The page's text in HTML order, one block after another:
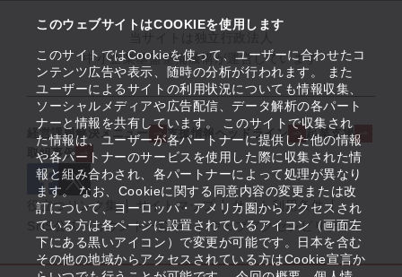
このウェブサイトはCOOKIEを使用します
このサイトではCookieを使って、ユーザーに合わせたコ
ンテンツ広告や表示、随時の分析が行われます。 また
ユーザーによるサイトの利用状況についても情報収集、
ソーシャルメディアや広告配信、データ解析の各パート
ナーと情報を共有しています。 このサイトで収集され
た情報は、ユーザーが各パートナーに提供した他の情報
や各パートナーのサービスを使用した際に収集された情
報と組み合わされ、各パートナーによって処理が異なり
ます。 なお、Cookieに関する同意内容の変更または改
訂について、ヨーロッパ・アメリカ圏からアクセスされ
ている方は各ページに設置されているアイコン（画面左
下にある黒いアイコン）で変更が可能です。日本を含む
その他の地域からアクセスされている方はCookie宣言か
中小企業基盤整備機構が運営しています
経営課題解決メニュー 支援情報ヘッドライン
起業支援
取組事例
役立つリンク集 サイトマップ
サイト利用条件
SNS公式アカウント一覧
ウェブアクセシビリティ